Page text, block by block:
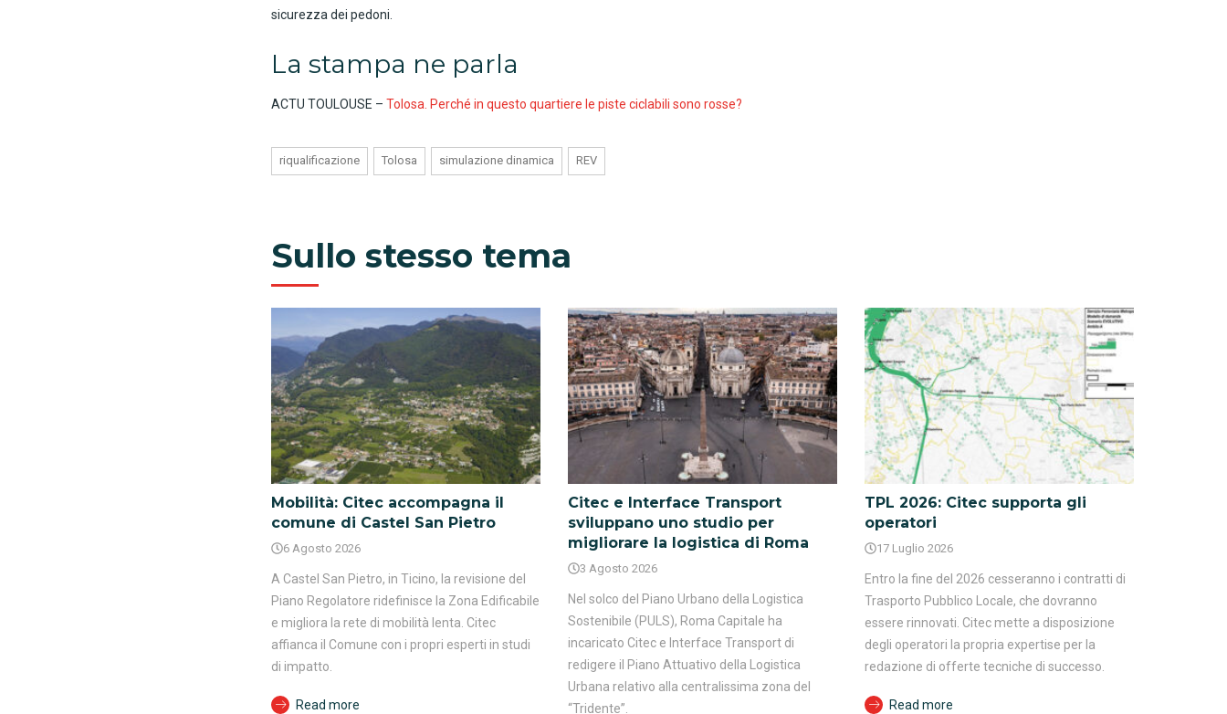
sicurezza dei pedoni.
La stampa ne parla
ACTU TOULOUSE – Tolosa. Perché in questo quartiere le piste ciclabili sono rosse?
riqualificazione Tolosa simulazione dinamica REV
Sullo stesso tema
Mobilità: Citec accompagna il
comune di Castel San Pietro
6 Agosto 2026
A Castel San Pietro, in Ticino, la revisione del
Piano Regolatore ridefinisce la Zona Edificabile
e migliora la rete di mobilità lenta. Citec
affianca il Comune con i propri esperti in studi
di impatto.
Read more
Citec e Interface Transport
sviluppano uno studio per
migliorare la logistica di Roma
3 Agosto 2026
Nel solco del Piano Urbano della Logistica
Sostenibile (PULS), Roma Capitale ha
incaricato Citec e Interface Transport di
redigere il Piano Attuativo della Logistica
Urbana relativo alla centralissima zona del
“Tridente”.
TPL 2026: Citec supporta gli
operatori
17 Luglio 2026
Entro la fine del 2026 cesseranno i contratti di
Trasporto Pubblico Locale, che dovranno
essere rinnovati. Citec mette a disposizione
degli operatori la propria expertise per la
redazione di offerte tecniche di successo.
Read more